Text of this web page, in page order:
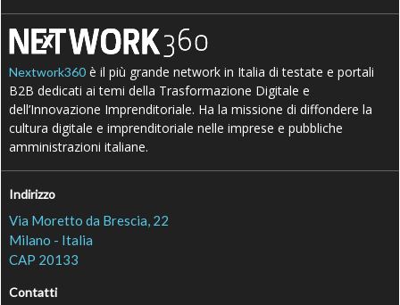
Nextwork360 è il più grande network in Italia di testate e portali
B2B dedicati ai temi della Trasformazione Digitale e
dell’Innovazione Imprenditoriale. Ha la missione di diffondere la
cultura digitale e imprenditoriale nelle imprese e pubbliche
amministrazioni italiane.
Indirizzo
Via Moretto da Brescia, 22
Milano - Italia
CAP 20133
Contatti